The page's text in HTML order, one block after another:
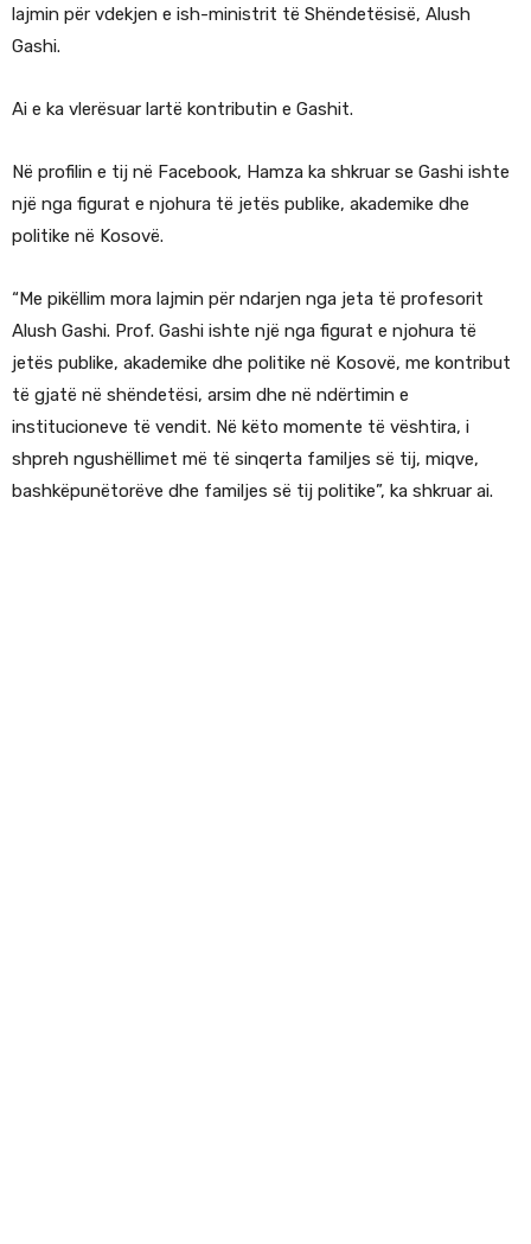
lajmin për vdekjen e ish-ministrit të Shëndetësisë, Alush
Gashi.
Ai e ka vlerësuar lartë kontributin e Gashit.
Në profilin e tij në Facebook, Hamza ka shkruar se Gashi ishte
një nga figurat e njohura të jetës publike, akademike dhe
politike në Kosovë.
“Me pikëllim mora lajmin për ndarjen nga jeta të profesorit
Alush Gashi. Prof. Gashi ishte një nga figurat e njohura të
jetës publike, akademike dhe politike në Kosovë, me kontribut
të gjatë në shëndetësi, arsim dhe në ndërtimin e
institucioneve të vendit. Në këto momente të vështira, i
shpreh ngushëllimet më të sinqerta familjes së tij, miqve,
bashkëpunëtorëve dhe familjes së tij politike”, ka shkruar ai.